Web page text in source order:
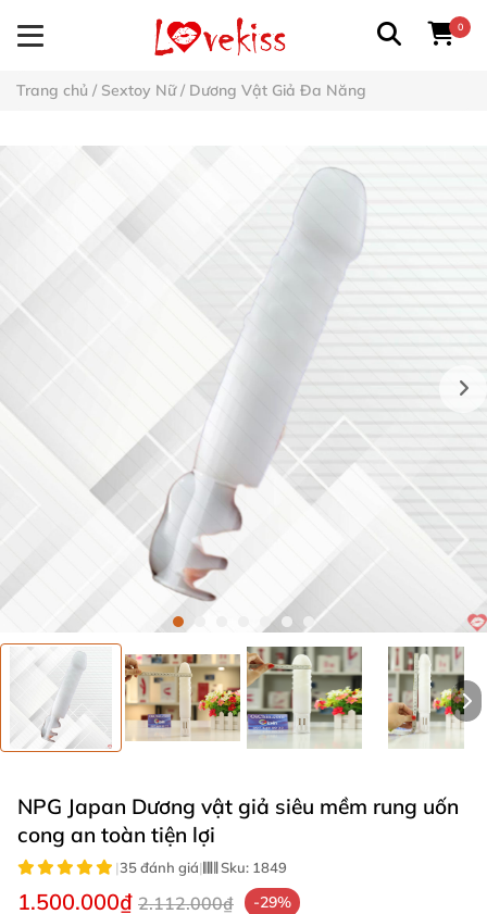
0
Trang chủ / Sextoy Nữ/ Dương Vật Giả Đa Năng
NPG Japan Dương vật giả siêu mềm rung uốn
cong an toàn tiện lợi
|35 đánh giá| Sku: 1849
1.500.000₫ 2.112.000₫ -29%